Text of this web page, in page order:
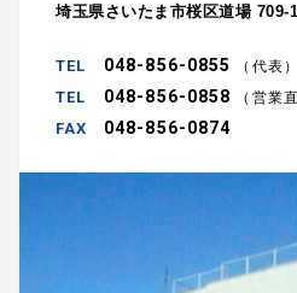
埼玉県さいたま市桜区道場 709-1
048-856-0855 （代表）
048-856-0858 （営業
048-856-0874